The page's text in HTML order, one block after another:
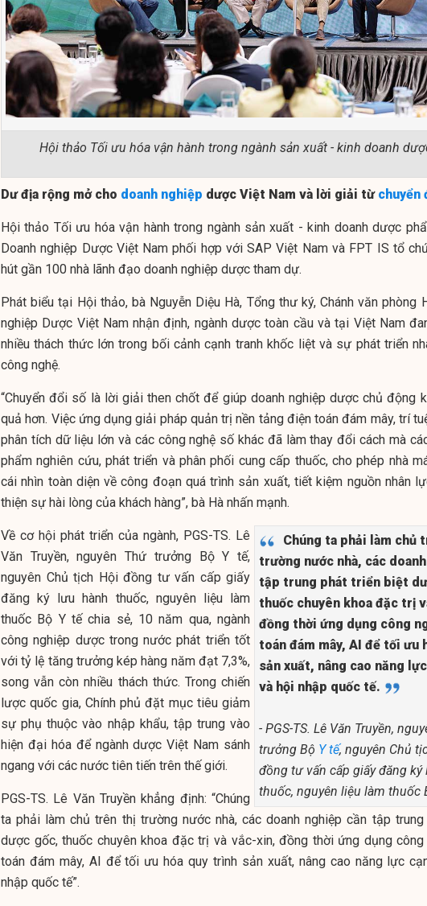
Hội thảo Tối ưu hóa vận hành trong ngành sản xuất - kinh doanh
Dư địa rộng mở cho doanh nghiệp dược Việt Nam và lời giải từ chuyển
Hội thảo Tối ưu hóa vận hành trong ngành sản xuất - kinh doanh dược
Doanh nghiệp Dược Việt Nam phối hợp với SAP Việt Nam và FPT IS tổ
hút gần 100 nhà lãnh đạo doanh nghiệp dược tham dự.
Phát biểu tại Hội thảo, bà Nguyễn Diệu Hà, Tổng thư ký, Chánh văn phòng
nghiệp Dược Việt Nam nhận định, ngành dược toàn cầu và tại Việt Nam
nhiều thách thức lớn trong bối cảnh cạnh tranh khốc liệt và sự phát triển
công nghệ.
“Chuyển đổi số là lời giải then chốt để giúp doanh nghiệp dược chủ động
quả hơn. Việc ứng dụng giải pháp quản trị nền tảng điện toán đám mây, trí
phân tích dữ liệu lớn và các công nghệ số khác đã làm thay đổi cách mà
phẩm nghiên cứu, phát triển và phân phối cung cấp thuốc, cho phép nhà
cái nhìn toàn diện về công đoạn quá trình sản xuất, tiết kiệm nguồn nhân
thiện sự hài lòng của khách hàng”, bà Hà nhấn mạnh.
Chúng ta phải làm chủ
trường nước nhà, các
tập trung phát triển biệt
thuốc chuyên khoa đặc trị
đồng thời ứng dụng công
toán đám mây, AI để tối ưu
sản xuất, nâng cao năng
và hội nhập quốc tế.
- PGS-TS. Lê Văn Truyền,
trưởng Bộ Y tế, nguyên Chủ
đồng tư vấn cấp giấy đăng ký
thuốc, nguyên liệu làm thuốc
Về cơ hội phát triển của ngành, PGS-TS. Lê
Văn Truyền, nguyên Thứ trưởng Bộ Y tế,
nguyên Chủ tịch Hội đồng tư vấn cấp giấy
đăng ký lưu hành thuốc, nguyên liệu làm
thuốc Bộ Y tế chia sẻ, 10 năm qua, ngành
công nghiệp dược trong nước phát triển tốt
với tỷ lệ tăng trưởng kép hàng năm đạt 7,3%,
song vẫn còn nhiều thách thức. Trong chiến
lược quốc gia, Chính phủ đặt mục tiêu giảm
sự phụ thuộc vào nhập khẩu, tập trung vào
hiện đại hóa để ngành dược Việt Nam sánh
ngang với các nước tiên tiến trên thế giới.
PGS-TS. Lê Văn Truyền khẳng định: “Chúng
ta phải làm chủ trên thị trường nước nhà, các doanh nghiệp cần tập
dược gốc, thuốc chuyên khoa đặc trị và vắc-xin, đồng thời ứng dụng công
toán đám mây, AI để tối ưu hóa quy trình sản xuất, nâng cao năng lực
nhập quốc tế”.